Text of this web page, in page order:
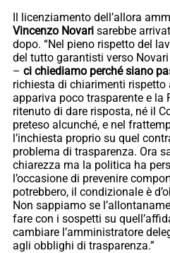
Il licenziamento dell’allora
Vincenzo Novari sarebbe
dopo. “Nel pieno rispetto del
del tutto garantisti verso
– ci chiediamo perché siano
richiesta di chiarimenti rispetto
appariva poco trasparente e la
ritenuto di dare risposta, né il
preteso alcunché, e nel
l’inchiesta proprio su quel
problema di trasparenza. Ora
chiarezza ma la politica ha
l’occasione di prevenire
potrebbero, il condizionale è
Non sappiamo se
fare con i sospetti su
cambiare l’amministratore
agli obblighi di trasparenza.”